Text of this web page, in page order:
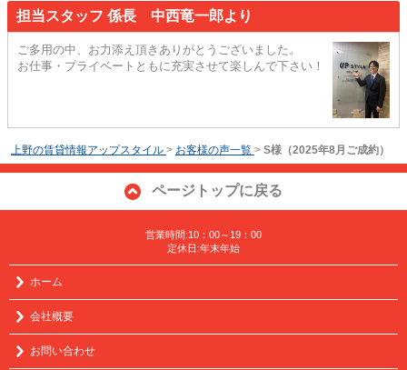
担当スタッフ 係長 中西竜一郎より
ご多用の中、お力添え頂きありがとうございました。
お仕事・プライベートともに充実させて楽しんで下さい！
上野の賃貸情報アップスタイル > お客様の声一覧 > S様（2025年8月ご成約）
ページトップに戻る
営業時間:10：00～19：00
定休日:年末年始
ホーム
会社概要
お問い合わせ